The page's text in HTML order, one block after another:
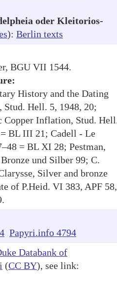
oder Kleitorios-
): Berlin texts
BGU VII 1544.
History and the Dating
Hell. 5, 1948, 20;
Copper Inflation, Stud.
BL III 21; Cadell - Le
= BL XI 28; Pestman,
und Silber 99; C.
Silver and bronze
of P.Heid. VI 383, APF 58,
Papyri.info 4794
Databank of
(CC BY), see link: